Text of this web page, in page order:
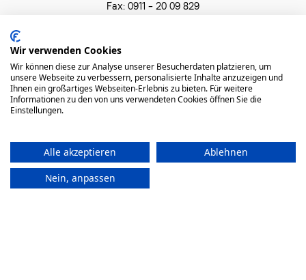
Fax: 0911 – 20 09 829
AGB
Datenschutz
Impressum
Widerrufsrecht
© Holistic Institut 2023
Wir verwenden Cookies
Wir können diese zur Analyse unserer Besucherdaten platzieren, um
unsere Webseite zu verbessern, personalisierte Inhalte anzuzeigen und
Ihnen ein großartiges Webseiten-Erlebnis zu bieten. Für weitere
Informationen zu den von uns verwendeten Cookies öffnen Sie die
Einstellungen.
Alle akzeptieren
Ablehnen
Nein, anpassen